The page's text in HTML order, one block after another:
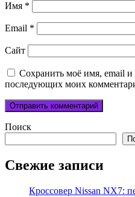
Имя *
Email *
Сайт
Сохранить моё имя, email и
последующих моих
Поиск
Свежие записи
Кроссовер Nissan NX7: